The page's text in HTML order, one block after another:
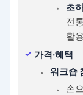
초
전
활
가격·혜택
워크숍
손